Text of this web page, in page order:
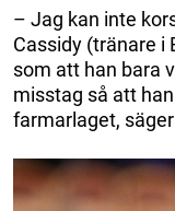
– Jag kan inte
Cassidy (tränare i
som att han bara
misstag så att
farmarlaget,